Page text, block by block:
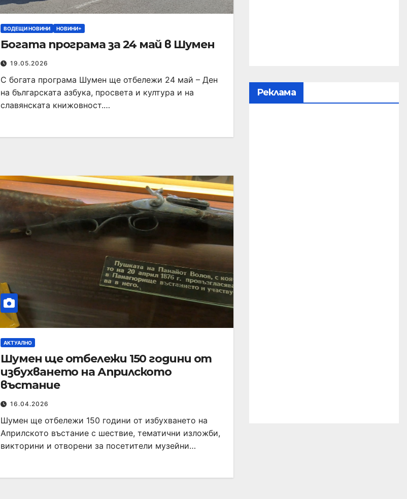
ВОДЕЩИ НОВИНИ НОВИНИ+
Богата програма за 24 май в Шумен
19.05.2026
С богата програма Шумен ще отбележи 24 май – Ден
на българската азбука, просвета и култура и на
славянската книжовност.…
АКТУАЛНО
Шумен ще отбележи 150 години от
избухването на Априлското
въстание
16.04.2026
Шумен ще отбележи 150 години от избухването на
Априлското въстание с шествие, тематични изложби,
викторини и отворени за посетители музейни…
Реклама